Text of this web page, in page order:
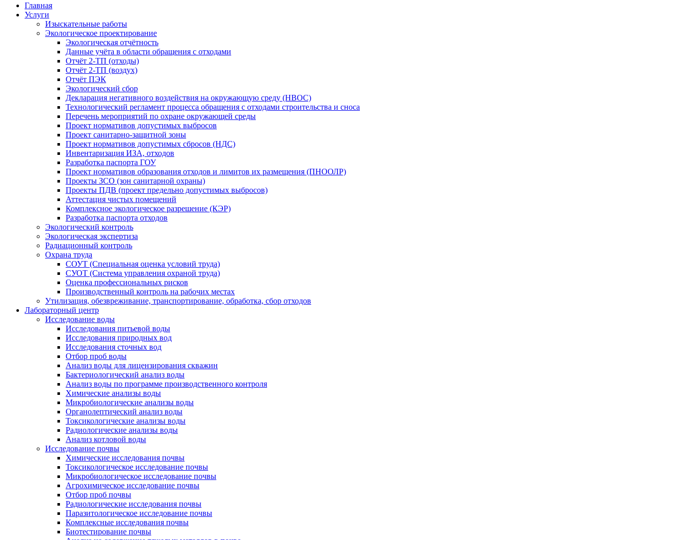
Главная
Услуги
Изыскательные работы
Экологическое проектирование
Экологическая отчётность
Данные учёта в области обращения с отходами
Отчёт 2-ТП (отходы)
Отчёт 2-ТП (воздух)
Отчёт ПЭК
Экологический сбоp
Декларация негативного воздействия на окружающую среду (НВОС)
Технологический регламент процесса обращения c отходами строительства и сноса
Перечень мероприятий по охране окружающей среды
Проект нормативов допустимых выбросов
Проект санитарно-защитной зоны
Проект нормативов допустимых сбросов (НДС)
Инвентаризация ИЗА, отходов
Разработка паспорта ГОУ
Проект нормативов образования отходов и лимитов их размещения (ПНООЛР)
Проекты ЗСО (зон санитарной охраны)
Проекты ПДВ (проект предельно допустимых выбросов)
Аттестация чистых помещений
Комплексное экологическое разрешение (КЭР)
Разработка паспорта отходов
Экологический контроль
Экологическая экспертиза
Радиационный контроль
Охрана труда
СОУТ (Специальная оценка условий труда)
СУОТ (Система управления охраной труда)
Оценка профессиональных рисков
Производственный контроль на рабочих местах
Утилизация, обезвреживание, транспортирование, обработка, сбор отходов
Лабораторный центр
Исследование воды
Исследования питьевой воды
Исследования природных вод
Исследования сточных вод
Отбор проб воды
Анализ воды для лицензирования скважин
Бактериологический анализ воды
Анализ воды по программе производственного контроля
Химические анализы воды
Микробиологические анализы воды
Органолептический анализ воды
Токсикологические анализы воды
Радиологические анализы воды
Анализ котловой воды
Исследование почвы
Химические исследования почвы
Токсикологическое исследование почвы
Микробиологическое исследование почвы
Агрохимическое исследование почвы
Отбор проб почвы
Радиологические исследования почвы
Паразитологическое исследование почвы
Комплексные исследования почвы
Биотестирование почвы